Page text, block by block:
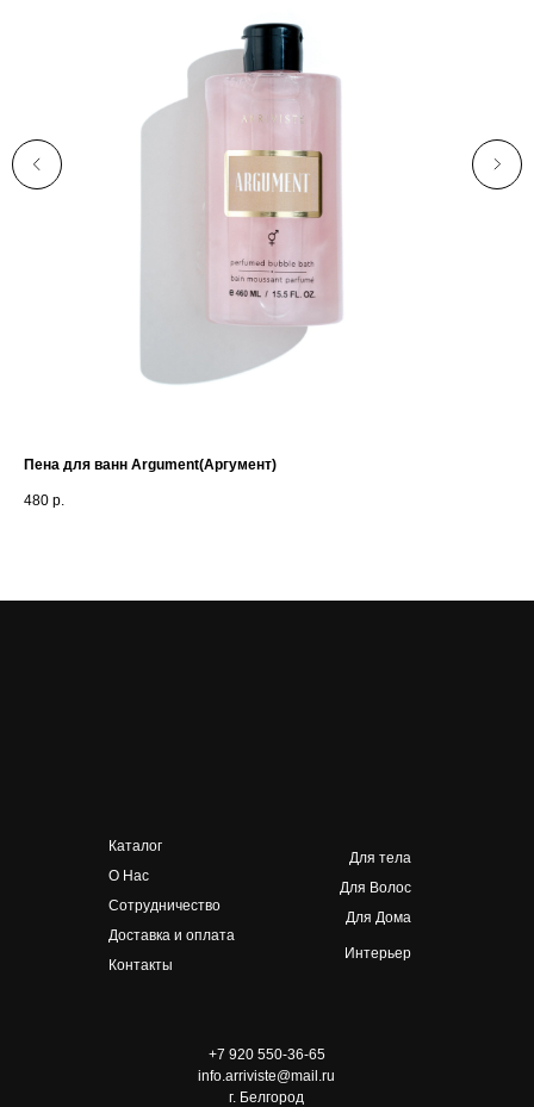
Пена для ванн Argument(Аргумент)
480 р.
+7 920 550-36-65
info.arriviste@mail.ru
г. Белгород
Для тела
Для Волос
Для Дома
Интерьер
Каталог
О Нас
Сотрудничество
Доставка и оплата
Контакты